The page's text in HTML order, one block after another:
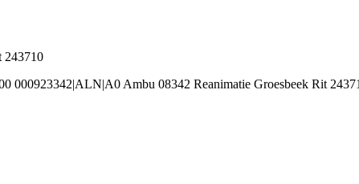
243710
000923342|ALN|A0 Ambu 08342 Reanimatie Groesbeek Rit